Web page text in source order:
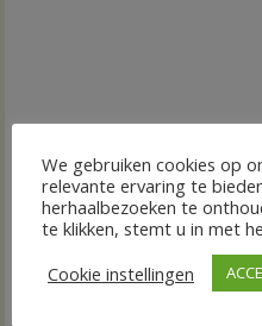
We gebruiken cookies op
relevante ervaring te
herhaalbezoeken te
te klikken, stemt u in met
Cookie instellingen